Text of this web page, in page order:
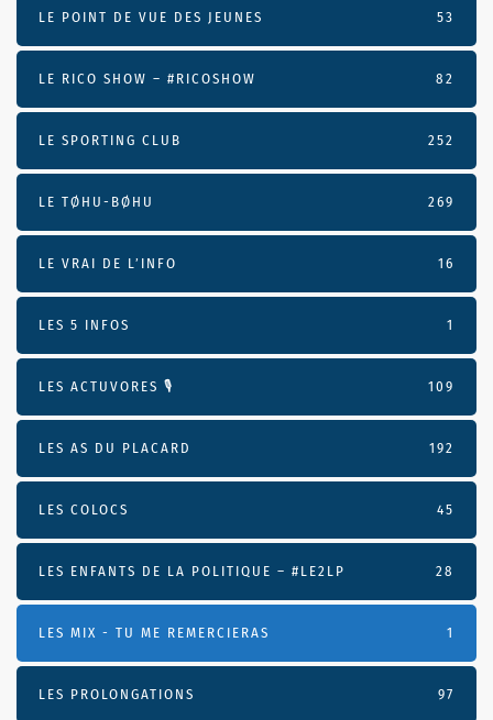
LE POINT DE VUE DES JEUNES 53
LE RICO SHOW – #RICOSHOW 82
LE SPORTING CLUB 252
LE TØHU-BØHU 269
LE VRAI DE L’INFO 16
LES 5 INFOS 1
LES ACTUVORES 🎙 109
LES AS DU PLACARD 192
LES COLOCS 45
LES ENFANTS DE LA POLITIQUE – #LE2LP 28
LES MIX - TU ME REMERCIERAS 1
LES PROLONGATIONS 97